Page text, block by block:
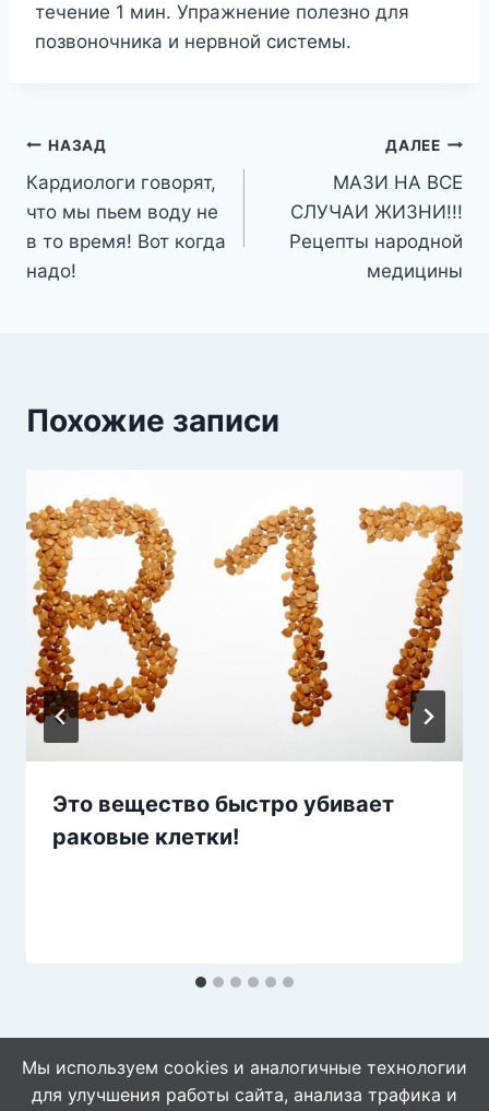
течение 1 мин. Упражнение полезно для
позвоночника и нервной системы.
Навигация
по
записям
НАЗАД
Кардиологи говорят,
что мы пьем воду не
в то время! Вот когда
надо!
ДАЛЕЕ
МАЗИ НА ВСЕ
СЛУЧАИ ЖИЗНИ!!!
Рецепты народной
медицины
Похожие записи
Это вещество быстро убивает
раковые клетки!
Мы используем cookies и аналогичные технологии
для улучшения работы сайта, анализа трафика и